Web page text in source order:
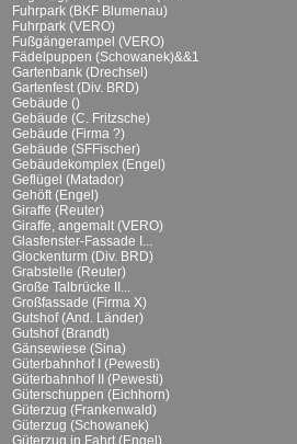
Fuhrpark (BKF Blumenau)
Fuhrpark (VERO)
Fußgängerampel (VERO)
Fädelpuppen (Schowanek)&&1
Gartenbank (Drechsel)
Gartenfest (Div. BRD)
Gebäude ()
Gebäude (C. Fritzsche)
Gebäude (Firma ?)
Gebäude (SFFischer)
Gebäudekomplex (Engel)
Geflügel (Matador)
Gehöft (Engel)
Giraffe (Reuter)
Giraffe, angemalt (VERO)
Glasfenster-Fassade I...
Glockenturm (Div. BRD)
Grabstelle (Reuter)
Große Talbrücke II...
Großfassade (Firma X)
Gutshof (And. Länder)
Gutshof (Brandt)
Gänsewiese (Sina)
Güterbahnhof I (Pewesti)
Güterbahnhof II (Pewesti)
Güterschuppen (Eichhorn)
Güterzug (Frankenwald)
Güterzug (Schowanek)
Güterzug in Fahrt (Engel)